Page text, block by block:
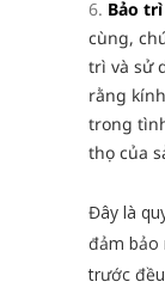
Bảo
cùng,
trì và sử
rằng
trong
thọ của
Đây là
đảm bảo
trước